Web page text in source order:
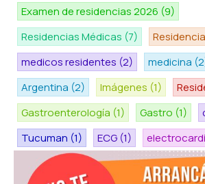
Examen de residencias 2026 (9)
Residencias Médicas (7) Residencia
medicos residentes (2) medicina
Argentina (2) Imágenes (1)
Gastroenterología (1) Gastro (1)
Tucuman (1) ECG (1)